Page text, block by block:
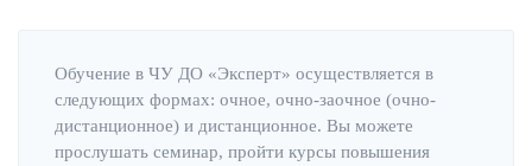
Обучение в ЧУ ДО «Эксперт» осуществляется в
следующих формах: очное, очно-заочное (очно-
дистанционное) и дистанционное. Вы можете
прослушать семинар, пройти курсы повышения